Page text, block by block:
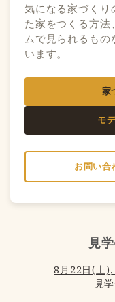
気になる家づくり
た家をつくる方法
ムで見られるも
います。
家
モ
お問い合
見
8月22日(土
見